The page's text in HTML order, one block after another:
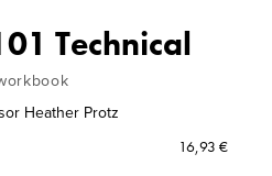
Technical
Heather Protz
16,93 €